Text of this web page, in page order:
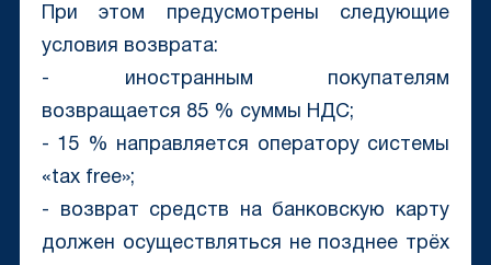
При этом предусмотрены следующие
условия возврата:
- иностранным покупателям
возвращается 85 % суммы НДС;
- 15 % направляется оператору системы
«tax free»;
- возврат средств на банковскую карту
должен осуществляться не позднее трёх